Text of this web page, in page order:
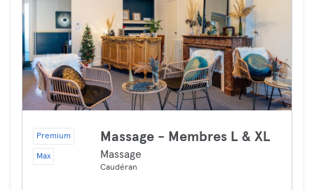
Premium
Max
Massage - Membres L & XL
Massage
Caudéran